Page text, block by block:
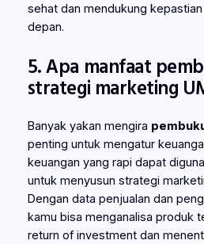
sehat dan mendukung
depan.
5. Apa manfaat
strategi marketing
Banyak yakan mengira
penting untuk mengatur
keuangan yang rapi dapat
untuk menyusun strategi
Dengan data penjualan dan
kamu bisa menganalisa produk
return of investment dan